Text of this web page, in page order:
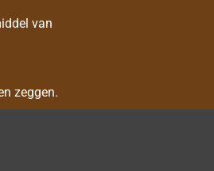
van
zeggen.